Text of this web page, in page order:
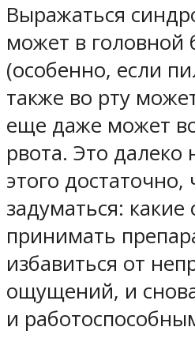
Выражаться
может в головной
(особенно, если
также во рту
еще даже может
рвота. Это далеко
этого достаточно,
задуматься: какие
принимать
избавиться от
ощущений, и
и